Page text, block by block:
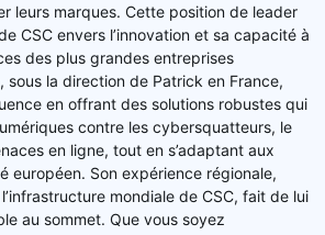
leurs marques. Cette position de leader
CSC envers l’innovation et sa capacité à
des plus grandes entreprises
sous la direction de Patrick en France,
en offrant des solutions robustes qui
contre les cybersquatteurs, le
en ligne, tout en s’adaptant aux
européen. Son expérience régionale,
mondiale de CSC, fait de lui
au sommet. Que vous soyez